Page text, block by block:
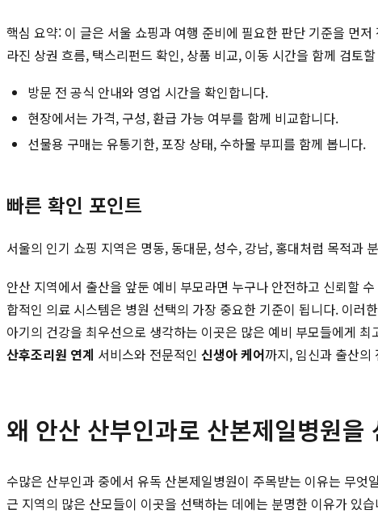
핵심 요약: 이 글은 서울 쇼핑과 여행 준비에 필요한 판단 기준을 먼
라진 상권 흐름, 택스리펀드 확인, 상품 비교, 이동 시간을 함께 검토
방문 전 공식 안내와 영업 시간을 확인합니다.
현장에서는 가격, 구성, 환급 가능 여부를 함께 비교합니다.
선물용 구매는 유통기한, 포장 상태, 수하물 부피를 함께 봅니다.
빠른 확인 포인트
서울의 인기 쇼핑 지역은 명동, 동대문, 성수, 강남, 홍대처럼 목적과
안산 지역에서 출산을 앞둔 예비 부모라면 누구나 안전하고 신뢰할
합적인 의료 시스템은 병원 선택의 가장 중요한 기준이 됩니다. 이러
아기의 건강을 최우선으로 생각하는 이곳은 많은 예비 부모들에게 최
산후조리원 연계 서비스와 전문적인 신생아 케어까지, 임신과 출산의
왜 안산 산부인과로 산본제일병원을
수많은 산부인과 중에서 유독 산본제일병원이 주목받는 이유는 무
근 지역의 많은 산모들이 이곳을 선택하는 데에는 분명한 이유가 있